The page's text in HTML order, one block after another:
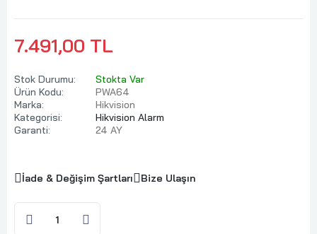
7.491,00 TL
Stok Durumu:
Stokta Var
Ürün Kodu:
PWA64
Marka:
Hikvision
Kategorisi:
Hikvision Alarm
Garanti:
24 AY
İade & Değişim Şartları Bize Ulaşın